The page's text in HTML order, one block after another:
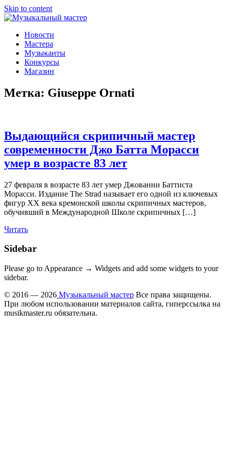
Skip to content
Музыкальный мастер
О мастерах музыкальных инструментов и музыкантах
Новости
Мастера
Музыканты
Конкурсы
Магазин
Метка: Giuseppe Ornati
Выдающийся скрипичный мастер
современности Джо Батта Морасси
умер в возрасте 83 лет
27 февраля в возрасте 83 лет умер Джованни Баттиста
Морасси. Издание The Strad называет его одной из ключевых
фигур XX века кремонской школы скрипичных мастеров,
обучивший в Международной Школе скрипичных […]
Читать
Sidebar
Please go to Appearance → Widgets and add some widgets to your
sidebar.
© 2016 — 2026 Музыкальный мастер Все права защищены.
При любом использовании материалов сайта, гиперссылка на
musikmaster.ru обязательна.